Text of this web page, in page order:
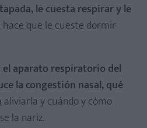
le cuesta respirar y le
hace que le cueste dormir
el aparato respiratorio del
la congestión nasal, qué
aliviarla y cuándo y cómo
la nariz.